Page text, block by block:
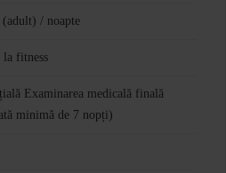
(adult) / noapte
fitness
Examinarea medicală finală
minimă de 7 nopți)